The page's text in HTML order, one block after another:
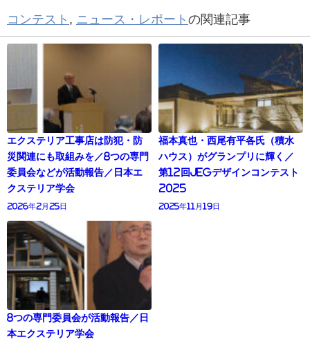
コンテスト , ニュース・レポート の関連記事
エクステリア工事店は防犯・防
災関連にも取組みを／8つの専門
委員会などが活動報告／日本エ
クステリア学会
2026年2月25日
福本真也・西尾有平各氏（積水
ハウス）がグランプリに輝く／
第12回JEGデザインコンテスト
2025
2025年11月19日
8つの専門委員会が活動報告／日
本エクステリア学会